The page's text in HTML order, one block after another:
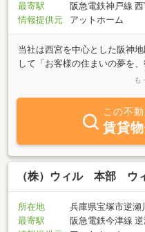
最寄駅
阪急電鉄神戸線
情報提供元
アットホーム
当社は西宮を中心とした阪神
して「お客様の住まいの夢を
に歩んできました。お客様に
ないことを誇りに「今までも
も
この不
賃貸
（株）ウィル 本部 ウ
所在地
兵庫県宝塚市逆瀬
最寄駅
阪急電鉄今津線